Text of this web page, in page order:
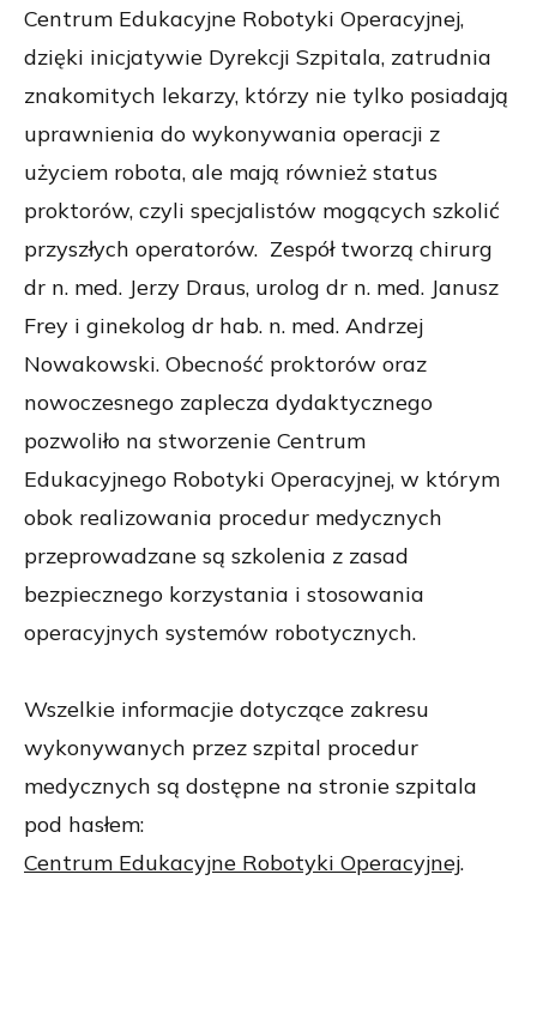
Centrum Edukacyjne Robotyki Operacyjnej,
dzięki inicjatywie Dyrekcji Szpitala, zatrudnia
znakomitych lekarzy, którzy nie tylko posiadają
uprawnienia do wykonywania operacji z
użyciem robota, ale mają również status
proktorów, czyli specjalistów mogących szkolić
przyszłych operatorów. Zespół tworzą chirurg
dr n. med. Jerzy Draus, urolog dr n. med. Janusz
Frey i ginekolog dr hab. n. med. Andrzej
Nowakowski. Obecność proktorów oraz
nowoczesnego zaplecza dydaktycznego
pozwoliło na stworzenie Centrum
Edukacyjnego Robotyki Operacyjnej, w którym
obok realizowania procedur medycznych
przeprowadzane są szkolenia z zasad
bezpiecznego korzystania i stosowania
operacyjnych systemów robotycznych.
Wszelkie informacjie dotyczące zakresu
wykonywanych przez szpital procedur
medycznych są dostępne na stronie szpitala
pod hasłem:
Centrum Edukacyjne Robotyki Operacyjnej.